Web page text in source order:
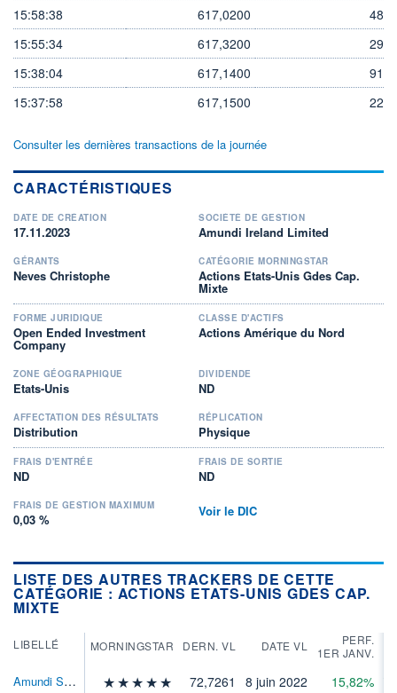
15:58:38
617,0200
48
15:55:34
617,3200
29
15:38:04
617,1400
91
15:37:58
617,1500 22
Consulter les dernières transactions de la journée
CARACTÉRISTIQUES
DATE DE CRÉATION
17.11.2023
SOCIÉTÉ DE GESTION
Amundi Ireland Limited
GÉRANTS
Neves Christophe
CATÉGORIE MORNINGSTAR
Actions Etats-Unis Gdes Cap.
Mixte
FORME JURIDIQUE
Open Ended Investment
Company
CLASSE D'ACTIFS
Actions Amérique du Nord
ZONE GÉOGRAPHIQUE
Etats-Unis
DIVIDENDE
ND
AFFECTATION DES RÉSULTATS
Distribution
RÉPLICATION
Physique
FRAIS D'ENTRÉE
ND
FRAIS DE SORTIE
ND
FRAIS DE GESTION MAXIMUM
0,03 %
Voir le DIC
LISTE DES AUTRES TRACKERS DE CETTE
CATÉGORIE : ACTIONS ETATS-UNIS GDES CAP.
MIXTE
LIBELLÉ MORNINGSTAR DERN. VL DATE VL
PERF.
1ER JANV.
Amundi S&P 500 Swap ETF EUR Acc 72,7261 8 juin 2022 15,82%